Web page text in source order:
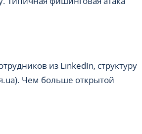
из LinkedIn, структуру
Чем больше открытой